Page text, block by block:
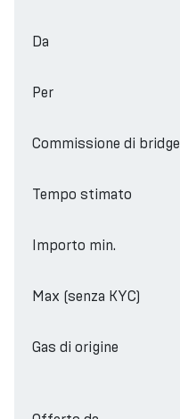
Da
Per
Commissione di bridge
Tempo stimato
Importo min.
Max (senza KYC)
Gas di origine